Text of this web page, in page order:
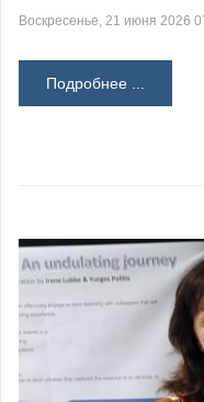
Воскресенье, 21 июня 2026
Подробнее ...